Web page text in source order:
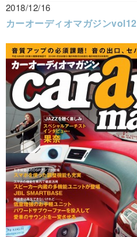
2018/12/16
カーオーディオマガジン